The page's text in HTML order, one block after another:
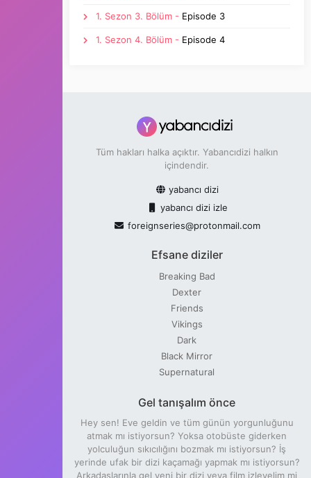
1. Sezon 3. Bölüm - Episode 3
1. Sezon 4. Bölüm - Episode 4
Tüm hakları halka açıktır. Yabancıdizi halkın
içindendir.
yabancı dizi
yabancı dizi izle
foreignseries@protonmail.com
Efsane diziler
Breaking Bad
Dexter
Friends
Vikings
Dark
Black Mirror
Supernatural
Gel tanışalım önce
Hey sen! Eve geldin ve tüm günün yorgunluğunu
atmak mı istiyorsun? Yoksa otobüste giderken
yolculuğun sıkıcılığını bozmak mı istiyorsun? İş
yerinde ufak bir dizi kaçamağı yapmak mı istiyorsun?
Arkadaşlarınla gel yeni bir dizi veya film izleyelim mi